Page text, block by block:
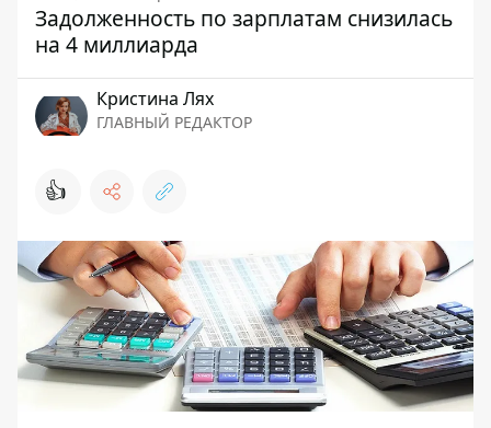
Задолженность по зарплатам снизилась
на 4 миллиарда
Кристина Лях
ГЛАВНЫЙ РЕДАКТОР
👍